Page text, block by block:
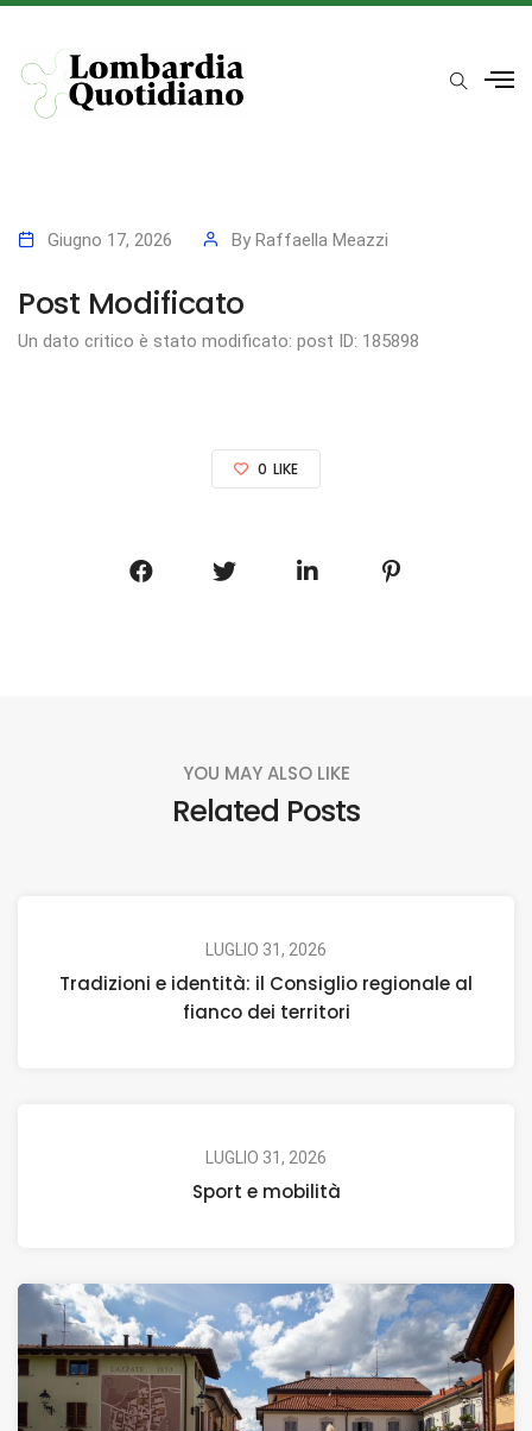
Giugno 17, 2026 By Raffaella Meazzi
Post Modificato
Un dato critico è stato modificato: post ID: 185898
0 LIKE
YOU MAY ALSO LIKE
Related Posts
LUGLIO 31, 2026
Tradizioni e identità: il Consiglio regionale al
fianco dei territori
LUGLIO 31, 2026
Sport e mobilità